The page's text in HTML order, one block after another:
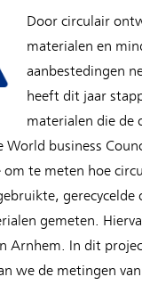
Door circulair
materialen en
aanbestedingen
heeft dit jaar
materialen die de
business
te meten hoe
gemeten.
Arnhem. In dit
we de metingen